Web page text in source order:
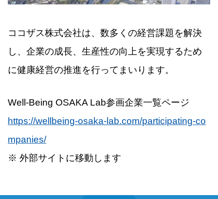
ココザス株式会社は、数多くの経営課題を解決
し、企業の成長、生産性の向上を実現するため
に健康経営の推進を行ってまいります。
Well-Being OSAKA Lab参画企業一覧ページ
https://wellbeing-osaka-lab.com/participating-co
mpanies/
※ 外部サイトに移動します